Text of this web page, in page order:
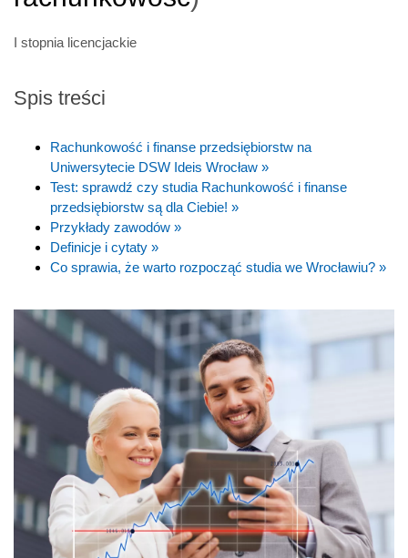
I stopnia licencjackie
Spis treści
Rachunkowość i finanse przedsiębiorstw na
Uniwersytecie DSW Ideis Wrocław »
Test: sprawdź czy studia Rachunkowość i finanse
przedsiębiorstw są dla Ciebie! »
Przykłady zawodów »
Definicje i cytaty »
Co sprawia, że warto rozpocząć studia we Wrocławiu? »